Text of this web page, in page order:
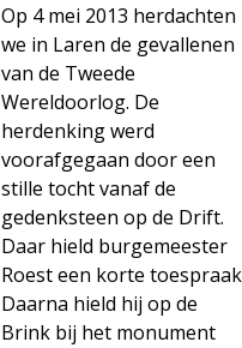
Op 4 mei 2013 herdachten
we in Laren de gevallenen
van de Tweede
Wereldoorlog. De
herdenking werd
voorafgegaan door een
stille tocht vanaf de
gedenksteen op de Drift.
Daar hield burgemeester
Roest een korte
Daarna hield hij op de
Brink bij het monument